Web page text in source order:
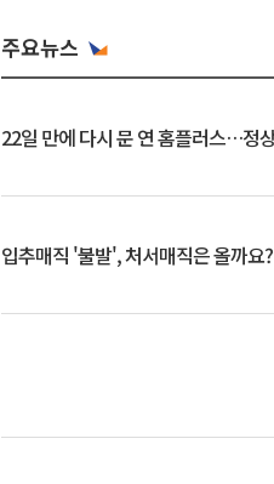
주요뉴스
22일 만에 다시 문 연 홈플러스…정
입추매직 '불발', 처서매직은 올까요